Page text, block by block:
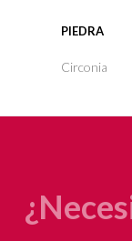
PIEDRA
Circonia